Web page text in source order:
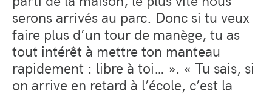
serons arrivés au parc. Donc si tu veux
faire plus d’un tour de manège, tu as
tout intérêt à mettre ton manteau
rapidement : libre à toi… ». « Tu sais, si
on arrive en retard à l’école, c’est la